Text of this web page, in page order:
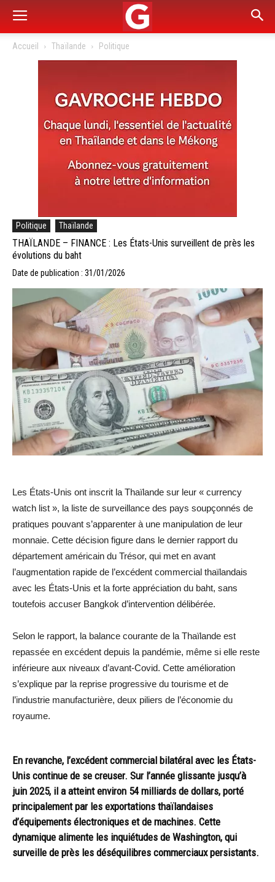
Accueil Thaïlande Politique
Politique Thaïlande
THAÏLANDE – FINANCE : Les États-Unis surveillent de près les
évolutions du baht
Date de publication : 31/01/2026
Les États-Unis ont inscrit la Thaïlande sur leur « currency
watch list », la liste de surveillance des pays soupçonnés de
pratiques pouvant s’apparenter à une manipulation de leur
monnaie. Cette décision figure dans le dernier rapport du
département américain du Trésor, qui met en avant
l’augmentation rapide de l’excédent commercial thaïlandais
avec les États-Unis et la forte appréciation du baht, sans
toutefois accuser Bangkok d’intervention délibérée.
Selon le rapport, la balance courante de la Thaïlande est
repassée en excédent depuis la pandémie, même si elle reste
inférieure aux niveaux d’avant-Covid. Cette amélioration
s’explique par la reprise progressive du tourisme et de
l’industrie manufacturière, deux piliers de l’économie du
royaume.
En revanche, l’excédent commercial bilatéral avec les États-
Unis continue de se creuser. Sur l’année glissante jusqu’à
juin 2025, il a atteint environ 54 milliards de dollars, porté
principalement par les exportations thaïlandaises
d’équipements électroniques et de machines. Cette
dynamique alimente les inquiétudes de Washington, qui
surveille de près les déséquilibres commerciaux persistants.